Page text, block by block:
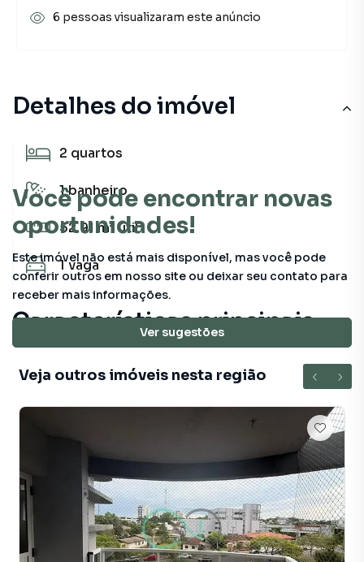
Você pode encontrar novas
oportunidades!
Este imóvel não está mais disponível, mas você pode
conferir outros em nosso site ou deixar seu contato para
receber mais informações.
Ver sugestões
Detalhes do imóvel
2 quartos
1banheiro
52.91 m² útil
1vaga
Características principais
Veja outros imóveis nesta região
6 pessoas visualizaram este anúncio